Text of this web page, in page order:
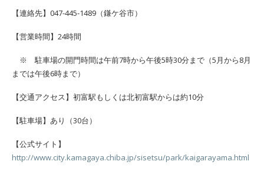
【連絡先】047-445-1489（鎌ケ谷市）
【営業時間】24時間
※ 駐車場の開門時間は午前7時から午後5時30分まで（5月から8月
までは午後6時まで）
【交通アクセス】初富駅もしくは北初富駅からは約10分
【駐車場】あり（30台）
【公式サイト】
http://www.city.kamagaya.chiba.jp/sisetsu/park/kaigarayama.html